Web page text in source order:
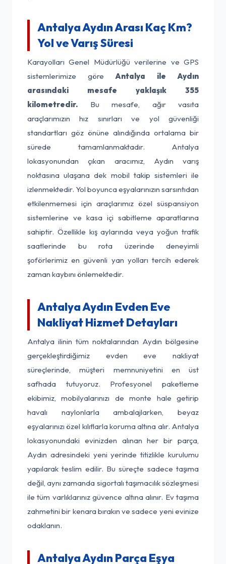
Antalya Aydın Arası Kaç Km?
Yol ve Varış Süresi
Karayolları Genel Müdürlüğü verilerine ve GPS
sistemlerimize göre Antalya ile Aydın
arasındaki mesafe yaklaşık 355
kilometredir. Bu mesafe, ağır vasıta
araçlarımızın hız sınırları ve yol güvenliği
standartları göz önüne alındığında ortalama bir
sürede tamamlanmaktadır. Antalya
lokasyonundan çıkan aracımız, Aydın varış
noktasına ulaşana dek mobil takip sistemleri ile
izlenmektedir. Yol boyunca eşyalarınızın sarsıntıdan
etkilenmemesi için araçlarımız özel süspansiyon
sistemlerine ve kasa içi sabitleme aparatlarına
sahiptir. Özellikle kış aylarında veya yoğun trafik
saatlerinde bu rota üzerinde deneyimli
şoförlerimiz en güvenli yan yolları tercih ederek
zaman kaybını önlemektedir.
Antalya Aydın Evden Eve
Nakliyat Hizmet Detayları
Antalya ilinin tüm noktalarından Aydın bölgesine
gerçekleştirdiğimiz evden eve nakliyat
süreçlerinde, müşteri memnuniyetini en üst
safhada tutuyoruz. Profesyonel paketleme
ekibimiz, mobilyalarınızı de monte hale getirip
havalı naylonlarla ambalajlarken, beyaz
eşyalarınızı özel kılıflarla koruma altına alır. Antalya
lokasyonundaki evinizden alınan her bir parça,
Aydın adresindeki yeni yerinde titizlikle kurulumu
yapılarak teslim edilir. Bu süreçte sadece taşıma
değil, aynı zamanda sigortalı taşımacılık sözleşmesi
ile tüm varlıklarınız güvence altına alınır. Ev taşıma
zahmetini bir kenara bırakın ve sadece yeni evinize
odaklanın.
Antalya Aydın Parça Eşya